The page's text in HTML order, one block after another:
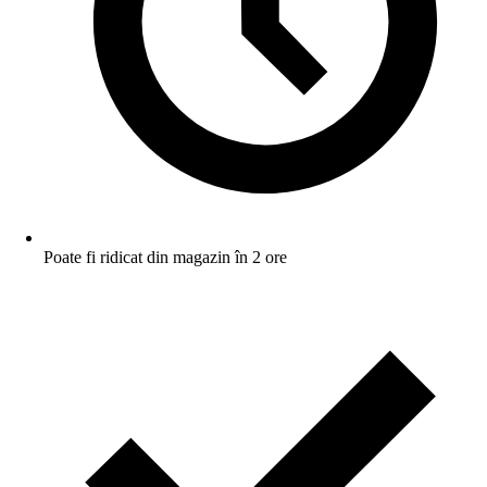
Poate fi ridicat din magazin în 2 ore